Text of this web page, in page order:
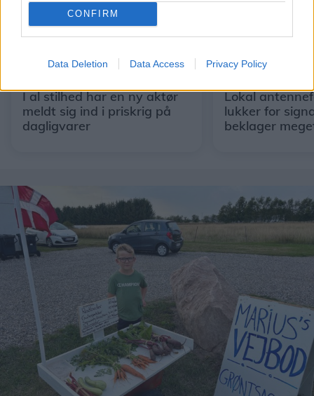
CONFIRM
Data Deletion Data Access Privacy Policy
Shopping
I al stilhed har en ny aktør
meldt sig ind i priskrig på
dagligvarer
Aktuelt
Lokal
lukker for
beklager